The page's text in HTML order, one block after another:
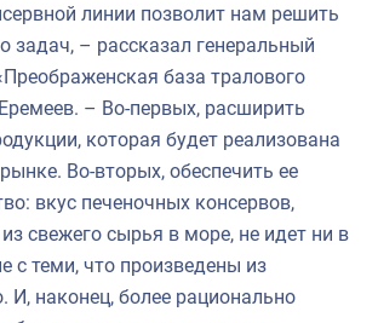
линии позволит нам решить
задач, – рассказал генеральный
база тралового
– Во-первых, расширить
которая будет реализована
Во-вторых, обеспечить ее
вкус печеночных консервов,
свежего сырья в море, не идет ни в
с теми, что произведены из
И, наконец, более рационально